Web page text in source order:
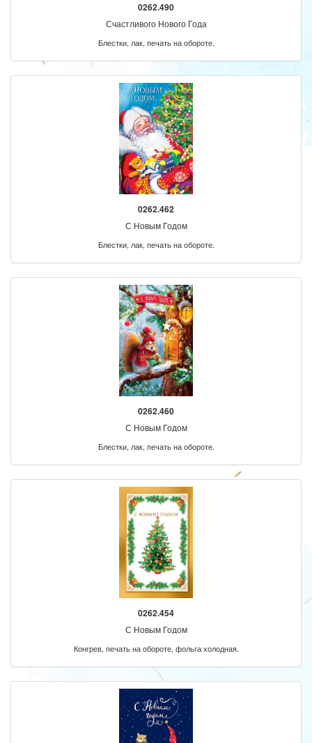
0262.490
Счастливого Нового Года
Блестки, лак, печать на обороте.
0262.462
С Новым Годом
Блестки, лак, печать на обороте.
0262.460
С Новым Годом
Блестки, лак, печать на обороте.
0262.454
С Новым Годом
Конгрев, печать на обороте, фольга холодная.